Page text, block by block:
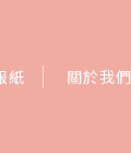
紙 關於我們